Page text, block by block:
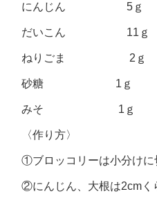
にんじん 5ｇ
だいこん 11ｇ
ねりごま 2ｇ
砂糖 1ｇ
みそ 1ｇ
〈作り方〉
①ブロッコリーは小分けに
②にんじん、大根は2cmく